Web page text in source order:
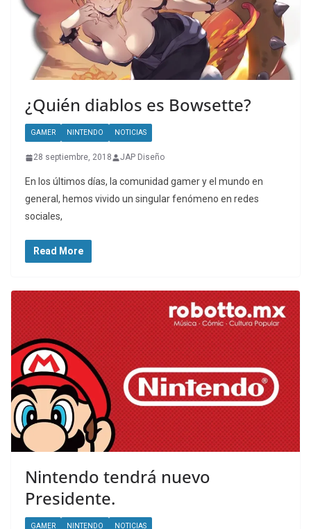
¿Quién diablos es Bowsette?
GAMER NINTENDO NOTICIAS
28 septiembre, 2018 JAP Diseño
En los últimos días, la comunidad gamer y el mundo en
general, hemos vivido un singular fenómeno en redes
sociales,
Read More
Nintendo tendrá nuevo
Presidente.
GAMER NINTENDO NOTICIAS